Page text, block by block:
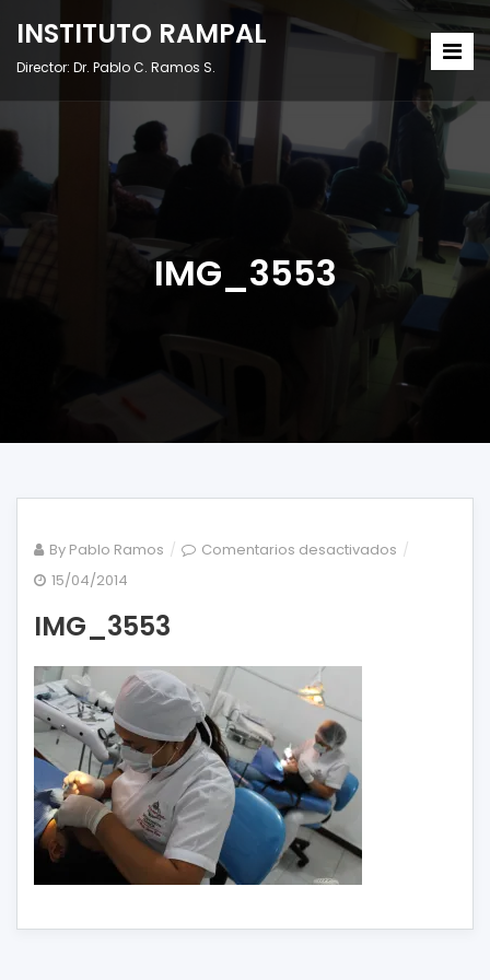
INSTITUTO RAMPAL
Director: Dr. Pablo C. Ramos S.
IMG_3553
By Pablo Ramos Comentarios desactivados en
15/04/2014
IMG_3553